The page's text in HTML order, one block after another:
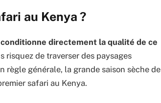
au Kenya ?
directement la qualité de ce
risquez de traverser des paysages
règle générale, la grande saison sèche de
safari au Kenya.